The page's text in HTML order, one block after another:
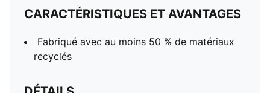
CARACTÉRISTIQUES ET AVANTAGES
Fabriqué avec au moins 50 % de matériaux
recyclés